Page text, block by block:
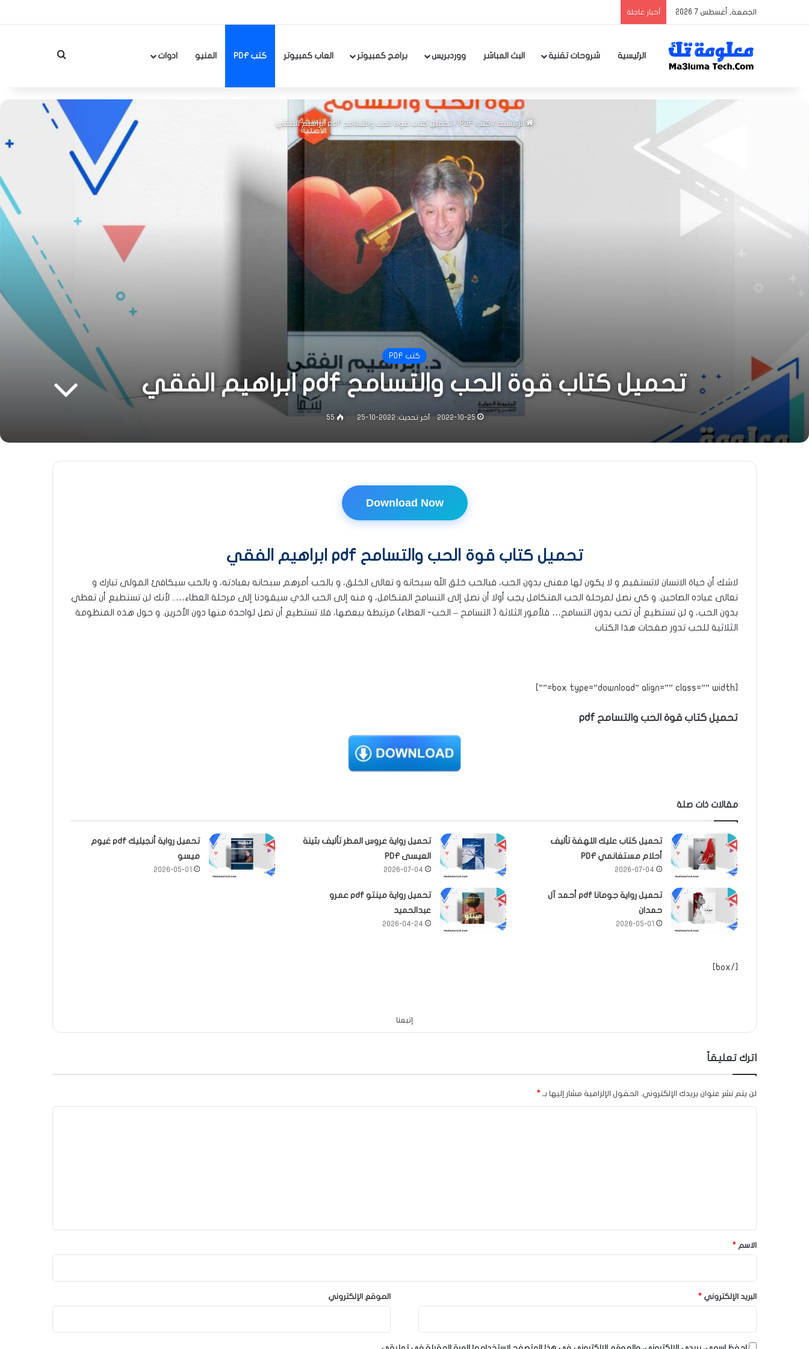
الجمعة, أغسطس 7 2026 أخبار عاجلة
الرئيسية شروحات تقنية البث المباشر ووردبريس برامج كمبيوتر العاب كمبيوتر كتب PDF المنيو ادوات بحث عن
الرئيسية / كتب PDF / تحميل كتاب قوة الحب والتسامح pdf ابراهيم الفقي
كتب PDF
تحميل كتاب قوة الحب والتسامح pdf ابراهيم الفقي
2022-10-25 آخر تحديث: 2022-10-25 55
Download Now
تحميل كتاب قوة الحب والتسامح pdf ابراهيم الفقي
لاشك أن حياة الانسان لاتستقيم و لا يكون لها معنى بدون الحب، فبالحب خلق الله سبحانه و تعالى الخلق، و بالحب أمرهم سبحانه بعبادته، و بالحب سيكافئ المولى تبارك و
تعالى عباده الصاحين. و كي نصل لمرحلة الحب المتكامل يجب أولا أن نصل إلى التسامح المتكامل، و منه إلى الحب الذي سيقودنا إلى مرحلة العطاء….. لأنك لن تستطيع أن تعطي
بدون الحب، و لن تستطيع أن تحب بدون التسامح… فلأمور الثلاثة ( التسامح – الحب- العطاء) مرتبطة ببعضها، فلا تستطيع أن تصل لواحدة منها دون الأخرين. و حول هذه المنظومة
الثلاثية للحب تدور صفحات هذا الكتاب
[box type=”download” align=”” class=”” width=””]
تحميل كتاب قوة الحب والتسامح pdf
مقالات ذات صلة
تحميل كتاب عليك اللهفة تأليف
أحلام مستغانمي PDF
2026-07-04
تحميل رواية عروس المطر تأليف بثينة
العيسى PDF
2026-07-04
تحميل رواية أنجيليك pdf غيوم
ميسو
2026-05-01
تحميل رواية جومانا pdf أحمد آل
حمدان
2026-05-01
تحميل رواية مينتو pdf عمرو
عبدالحميد
2026-04-24
[/box]
إتبعنا
اترك تعليقاً
لن يتم نشر عنوان بريدك الإلكتروني. الحقول الإلزامية مشار إليها بـ *
*الاسم *
البريد الإلكتروني * الموقع الإلكتروني